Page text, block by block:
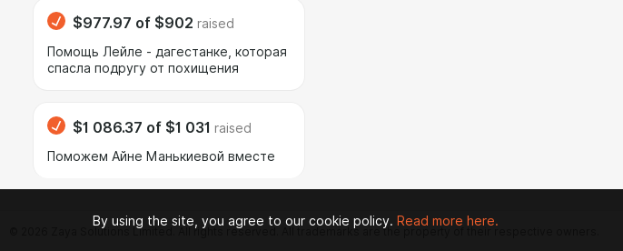
$977.97 of $902 raised
Помощь Лейле - дагестанке, которая
спасла подругу от похищения
$1 086.37 of $1 031 raised
Поможем Айне Манькиевой вместе
© 2026 Zaya Solutions Limited. All rights reserved. All trademarks are the property of their respective owners.
By using the site, you agree to our cookie policy. Read more here.